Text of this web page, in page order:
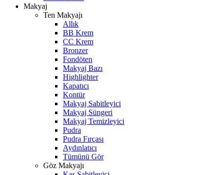
Makyaj
Ten Makyajı
Allık
BB Krem
CC Krem
Bronzer
Fondöten
Makyaj Bazı
Highlighter
Kapatıcı
Kontür
Makyaj Sabitleyici
Makyaj Süngeri
Makyaj Temizleyici
Pudra
Pudra Fırçası
Aydınlatıcı
Tümünü Gör
Göz Makyajı